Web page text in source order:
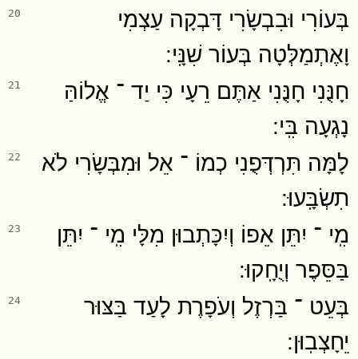
20
בְּעוֹרִי וּבִבְשָׂרִי דָּבְקָה עַצְמִי
וָאֶתְמַלְּטָה בְּעוֹר שִׁנָּֽי ׃
21
חָנֻּנִי חָנֻּנִי אַתֶּם רֵעָי כִּי יַד ־ אֱלוֹהַּ
נָגְעָה בִּֽי ׃
22
לָמָּה תִּרְדְּפֻנִי כְמוֹ ־ אֵל וּמִבְּשָׂרִי לֹא
תִשְׂבָּֽעוּ ׃
23
מִֽי ־ יִתֵּן אֵפוֹ וְיִכָּתְבוּן מִלָּי מִֽי ־ יִתֵּן
בַּסֵּפֶר וְיֻחָֽקוּ ׃
24
בְּעֵט ־ בַּרְזֶל וְעֹפָרֶת לָעַד בַּצּוּר
יֵחָצְבֽוּן ׃